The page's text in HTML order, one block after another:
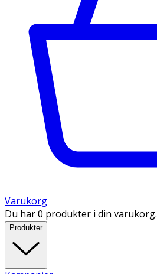
Varukorg
Du har 0 produkter i din varukorg.
Produkter